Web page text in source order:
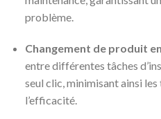
problème.
Changement de produit
entre différentes tâches
seul clic, minimisant ainsi
l’efficacité.